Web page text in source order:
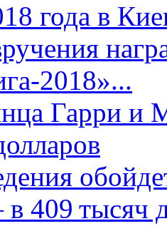
года в
2018»...
Гарри и
409 тысяч